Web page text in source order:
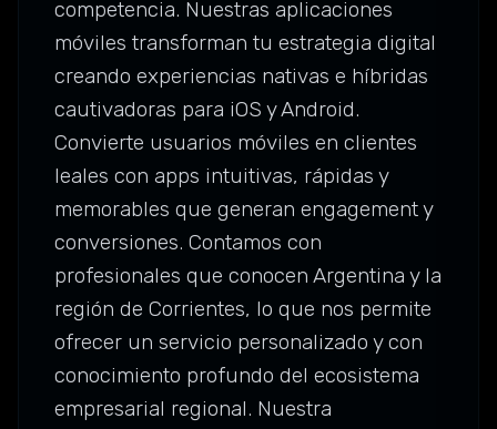
competencia. Nuestras aplicaciones
móviles transforman tu estrategia digital
creando experiencias nativas e híbridas
cautivadoras para iOS y Android.
Convierte usuarios móviles en clientes
leales con apps intuitivas, rápidas y
memorables que generan engagement y
conversiones. Contamos con
profesionales que conocen Argentina y la
región de Corrientes, lo que nos permite
ofrecer un servicio personalizado y con
conocimiento profundo del ecosistema
empresarial regional. Nuestra